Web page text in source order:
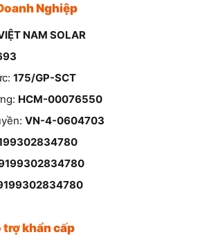
Nghiệp
NAM SOLAR
175/GP-SCT
HCM-00076550
VN-4-0604703
trợ khẩn cấp